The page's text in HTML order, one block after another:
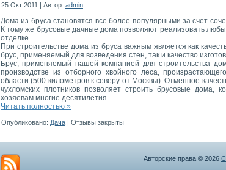
25 Окт 2011 | Автор: admin
Дома из бруса становятся все более популярными за счет
К тому же брусовые дачные дома позволяют реализовать
отделке.
При строительстве дома из бруса важным является как
брус, применяемый для возведения стен, так и качество
Брус, применяемый нашей компанией для строительства
производстве из отборного хвойного леса,
области (500 километров к северу от Москвы). Отменное
чухломских плотников позволяет строить брусовые дома,
хозяевам многие десятилетия.
Читать полностью »
Опубликовано: Дача | Отзывы закрыты
Авторские права © 2026